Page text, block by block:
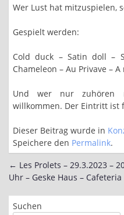
Wer Lust hat mitzuspielen,
Gespielt werden:
Cold duck – Satin doll –
Chameleon – Au Privave –
Und wer nur zuhören
willkommen. Der Eintritt ist
Dieser Beitrag wurde in
Speichere den Permalink.
Post
navigation
← Les Prolets – 29.3.2023 –
Uhr – Geske Haus – Cafeteria
Suchen